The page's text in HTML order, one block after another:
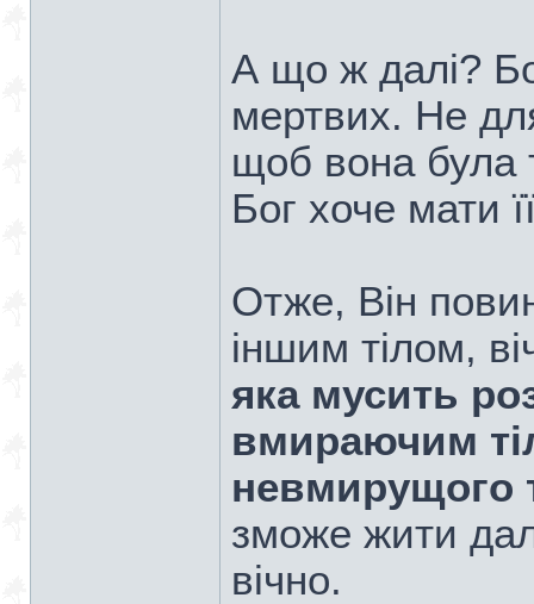
А що ж далі?
мертвих. Не
щоб вона була
Бог хоче мати
Отже, Він
іншим тілом,
яка мусить
вмираючим
невмирущого
зможе жити
вічно.